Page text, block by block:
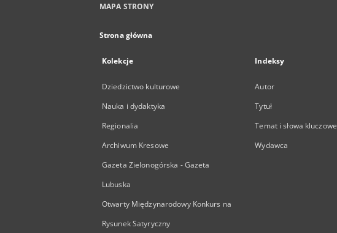
MAPA STRONY
Strona główna
Kolekcje
Dziedzictwo kulturowe
Nauka i dydaktyka
Regionalia
Archiwum Kresowe
Gazeta Zielonogórska - Gazeta
Lubuska
Otwarty Międzynarodowy Konkurs na
Rysunek Satyryczny
Indeksy
Autor
Tytuł
Temat i słowa kluczowe
Wydawca